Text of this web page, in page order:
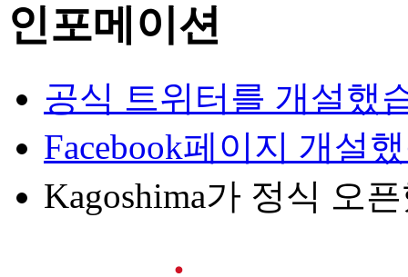
인포메이션
공식 트위터를 개설했
Facebook페이지 개설
Kagoshima가 정식 오